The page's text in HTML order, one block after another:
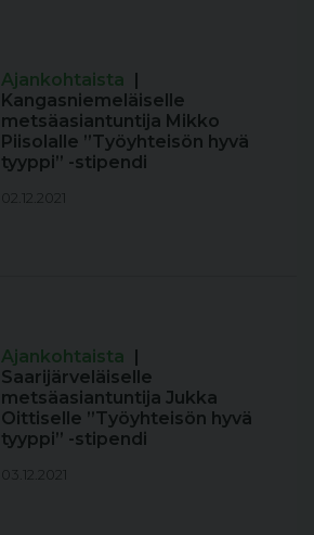
Ajankohtaista |
Kangasniemeläiselle
metsäasiantuntija Mikko
Piisolalle ”Työyhteisön hyvä
tyyppi” -stipendi
02.12.2021
Ajankohtaista |
Saarijärveläiselle
metsäasiantuntija Jukka
Oittiselle ”Työyhteisön hyvä
tyyppi” -stipendi
03.12.2021